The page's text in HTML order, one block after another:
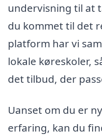
undervisning til at
du kommet til det
platform har vi
lokale køreskoler,
det tilbud, der
Uanset om du er
erfaring, kan du